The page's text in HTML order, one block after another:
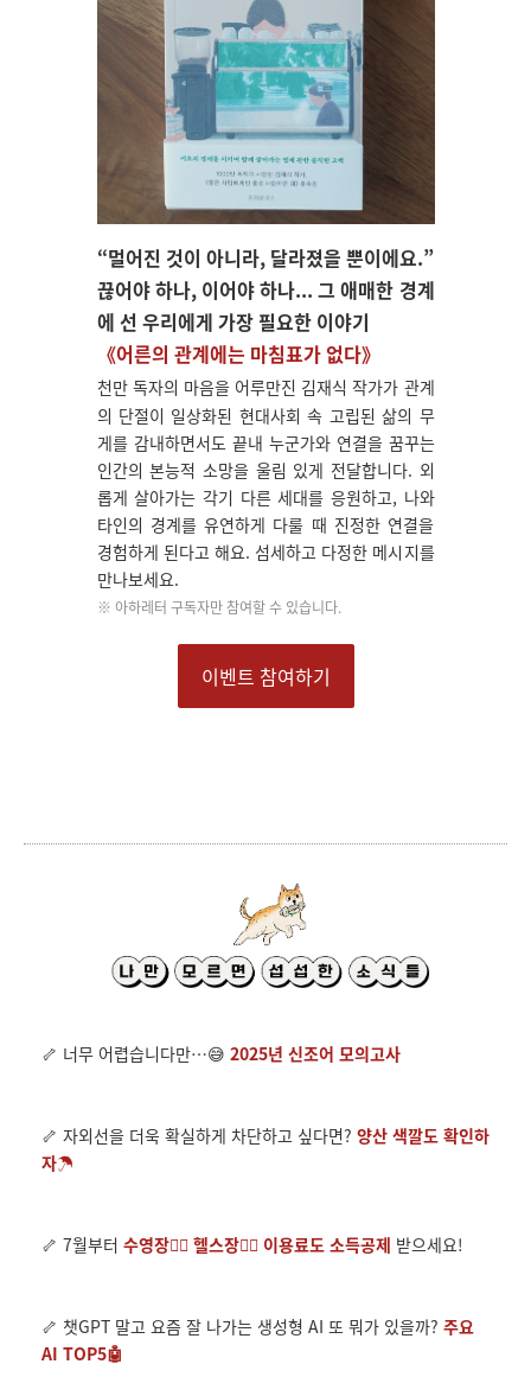
“멀어진 것이 아니라, 달라졌을 뿐이에요.”
끊어야 하나, 이어야 하나... 그 애매한 경계
에 선 우리에게 가장 필요한 이야기
《어른의 관계에는 마침표가 없다》
천만 독자의 마음을 어루만진 김재식 작가가 관계
의 단절이 일상화된 현대사회 속 고립된 삶의 무
게를 감내하면서도 끝내 누군가와 연결을 꿈꾸는
인간의 본능적 소망을 울림 있게 전달합니다. 외
롭게 살아가는 각기 다른 세대를 응원하고, 나와
타인의 경계를 유연하게 다룰 때 진정한 연결을
경험하게 된다고 해요. 섬세하고 다정한 메시지를
만나보세요.
※ 아하레터 구독자만 참여할 수 있습니다.
이벤트 참여하기
🦴 너무 어렵습니다만…😅 2025년 신조어 모의고사
🦴 자외선을 더욱 확실하게 차단하고 싶다면? 양산 색깔도 확인하
자☂
🦴 7월부터 수영장🏊‍♂️ 헬스장🏋️‍♀️ 이용료도 소득공제 받으세요!
🦴 챗GPT 말고 요즘 잘 나가는 생성형 AI 또 뭐가 있을까? 주요
AI TOP5🤖